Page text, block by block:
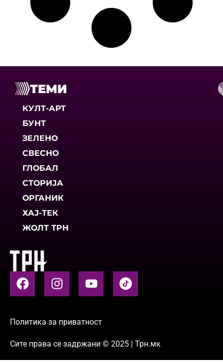
ТЕМИ
КУЛТ-АРТ
БУНТ
ЗЕЛЕНО
СВЕСНО
ГЛОБАЛ
СТОРИЈА
ОРГАНИК
ХАЈ-ТЕК
ЖОЛТ ТРН
Политика за приватност
Сите права се задржани © 2025 | Трн.мк